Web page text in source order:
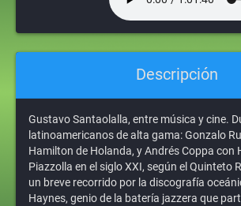
Descripción
Gustavo Santaolalla, entre música y cine.
latinoamericanos de alta gama: Gonzalo
Hamilton de Holanda, y Andrés Coppa con
Piazzolla en el siglo XXI, según el Quinteto
un breve recorrido por la discografía
Haynes, genio de la batería jazzera que